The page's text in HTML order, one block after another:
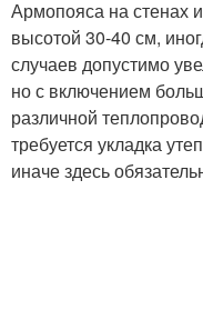
Армопояс в
газобетонном
Армопояс на
Армопояса на стенах
высотой 30-40 см,
случаев допустимо
но с включением
различной
требуется укладка
иначе здесь